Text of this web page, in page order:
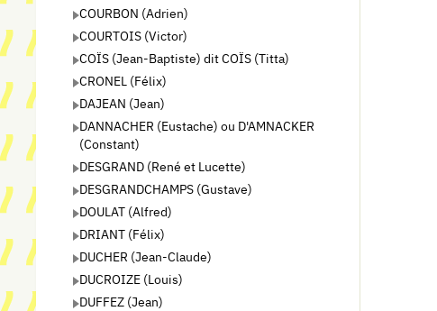
COURBON (Adrien)
COURTOIS (Victor)
COÏS (Jean-Baptiste) dit COÏS (Titta)
CRONEL (Félix)
DAJEAN (Jean)
DANNACHER (Eustache) ou D'AMNACKER
(Constant)
DESGRAND (René et Lucette)
DESGRANDCHAMPS (Gustave)
DOULAT (Alfred)
DRIANT (Félix)
DUCHER (Jean-Claude)
DUCROIZE (Louis)
DUFFEZ (Jean)